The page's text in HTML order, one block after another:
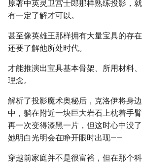
原著中英灵卫宫士郎那样熟练投影，
有一定了解才可以。
甚至像英雄王那样拥有大量宝具的存
还要了解他所处时代。
才能推演出宝具基本骨架、所用材料
理念。
解析了投影魔术奥秘后，克洛伊将身
中，躺在附近一块巨大岩石上枕着手
再一次变得漆黑一片，但这时心中没
她明白光明会在睁开眼时出现——
穿越前家庭并不是很富裕，但在那个